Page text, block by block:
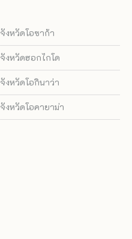
จังหวัดโอซาก้า
จังหวัดฮอกไกโด
จังหวัดโอกินาว่า
จังหวัดโอคายาม่า